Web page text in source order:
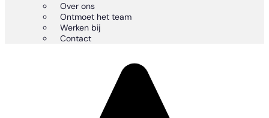
Over ons
Ontmoet het team
Werken bij
Contact